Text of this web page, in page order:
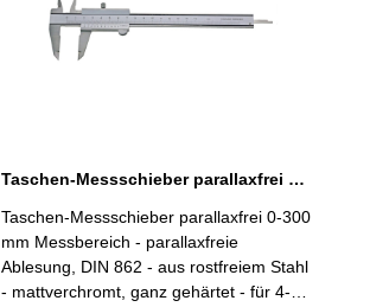
Taschen-Messschieber parallaxfrei 0-300 mm DIN 862
Taschen-Messschieber parallaxfrei 0-300
mm Messbereich - parallaxfreie
Ablesung, DIN 862 - aus rostfreiem Stahl
- mattverchromt, ganz gehärtet - für 4-